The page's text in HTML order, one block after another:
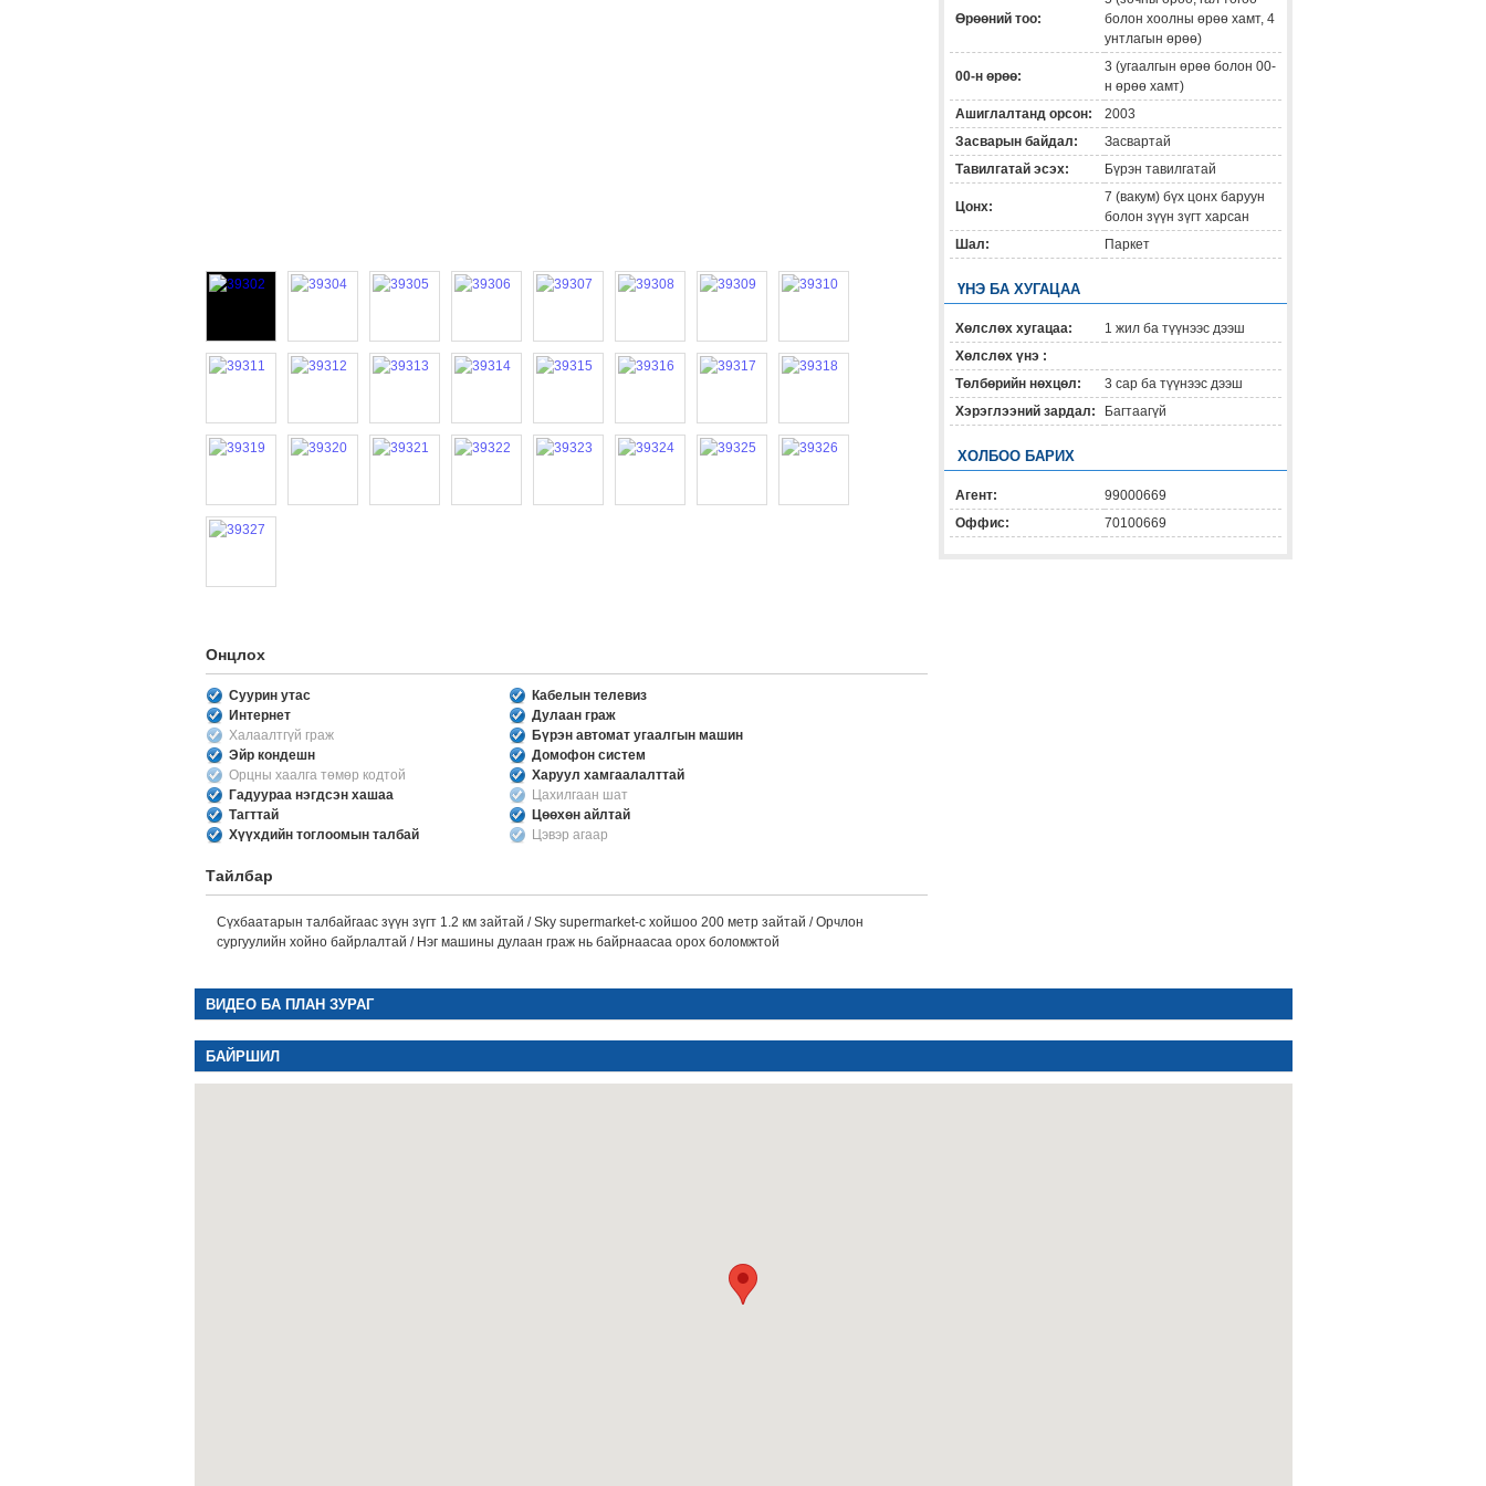
Онцлох
Суурин утас
Кабелын телевиз
Интернет
Дулаан граж
Халаалтгүй граж
Бүрэн автомат угаалгын машин
Эйр кондешн
Домофон систем
Орцны хаалга төмөр кодтой
Харуул хамгаалалттай
Гадуураа нэгдсэн хашаа
Цахилгаан шат
Тагттай
Цөөхөн айлтай
Хүүхдийн тоглоомын талбай
Цэвэр агаар
Тайлбар
Сүхбаатарын талбайгаас зүүн зүгт 1.2 км зайтай / Sky supermarket-с хойшоо 200 метр зайтай / Орчлон
сургуулийн хойно байрлалтай / Нэг машины дулаан граж нь байрнаасаа орох боломжтой
Өрөөний тоо:
болон хоолны өрөө хамт, 4
унтлагын өрөө)
00-н өрөө:
3 (угаалгын өрөө болон 00-
н өрөө хамт)
Ашиглалтанд орсон:
2003
Засварын байдал:
Засвартай
Тавилгатай эсэх:
Бүрэн тавилгатай
Цонх:
7 (вакум) бүх цонх баруун
болон зүүн зүгт харсан
Шал:
Паркет
ҮНЭ БА ХУГАЦАА
Хөлслөх хугацаа:
1 жил ба түүнээс дээш
Хөлслөх үнэ :
Төлбөрийн нөхцөл:
3 сар ба түүнээс дээш
Хэрэглээний зардал:
Багтаагүй
ХОЛБОО БАРИХ
Агент:
99000669
Оффис:
70100669
ВИДЕО БА ПЛАН ЗУРАГ
БАЙРШИЛ